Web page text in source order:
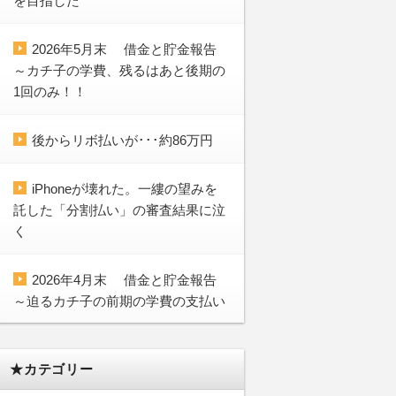
2026年5月末 借金と貯金報告
～カチ子の学費、残るはあと後期の
1回のみ！！
後からリボ払いが･･･約86万円
iPhoneが壊れた。一縷の望みを
託した「分割払い」の審査結果に泣
く
2026年4月末 借金と貯金報告
～迫るカチ子の前期の学費の支払い
★カテゴリー